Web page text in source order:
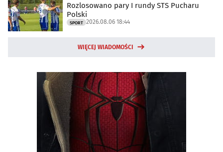
Rozlosowano pary I rundy STS Pucharu
Polski
SPORT 2026.08.06 18:44
WIĘCEJ WIADOMOŚCI